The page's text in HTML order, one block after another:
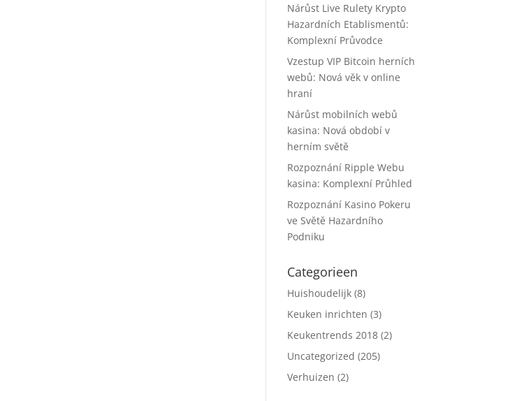
Nárůst Live Rulety Krypto
Hazardních Etablismentů:
Komplexní Průvodce
Vzestup VIP Bitcoin herních
webů: Nová věk v online
hraní
Nárůst mobilních webů
kasina: Nová období v
herním světě
Rozpoznání Ripple Webu
kasina: Komplexní Průhled
Rozpoznání Kasino Pokeru
ve Světě Hazardního
Podniku
Categorieen
Huishoudelijk (8)
Keuken inrichten (3)
Keukentrends 2018 (2)
Uncategorized (205)
Verhuizen (2)